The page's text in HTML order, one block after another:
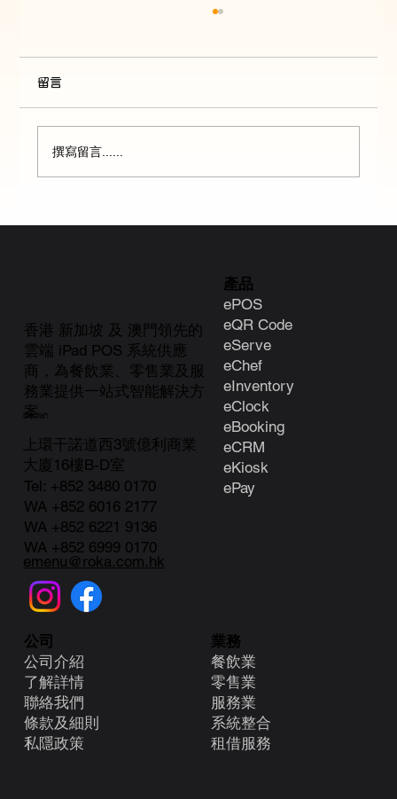
留言
撰寫留言......
香港 新加坡 及 澳門領先的
雲端 iPad POS 系統供應
商，為餐飲業、零售業及服
務業提供一站式智能解決方
案。
上環干諾道西3號億利商業
大廈16樓B-D室
聯絡我們
Tel: +852 3480 0170
WA +852 6016 2177
WA +852 6221 9136
WA +852 6999 0170
emenu@roka.com.hk
產品
ePOS
eQR Code
eServe
eChef
eInventory
eClock
eBooking
eCRM
eKiosk
ePay
業務
餐飲業
零售業
服務業
系統整合
租借服務
公司
公司介紹
了解詳情
聯絡我們
條款及細則
​私隱政策